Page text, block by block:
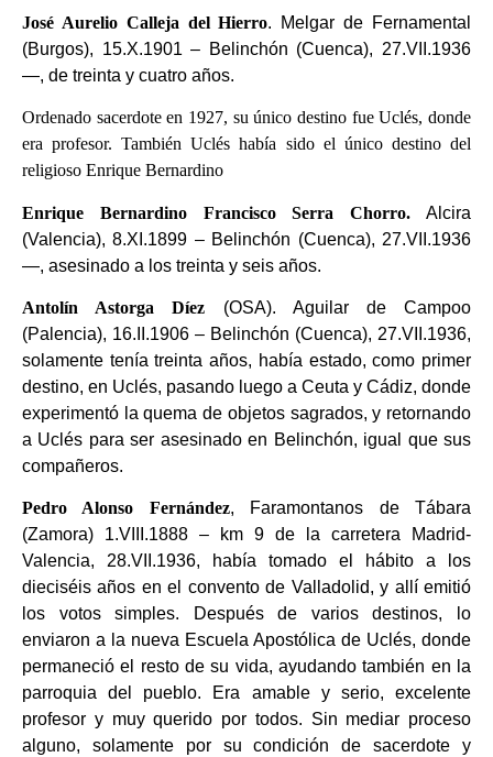
José Aurelio Calleja del Hierro. Melgar de Fernamental
(Burgos), 15.X.1901 – Belinchón (Cuenca), 27.VII.1936
—, de treinta y cuatro años.
Ordenado sacerdote en 1927, su único destino fue Uclés, donde
era profesor. También Uclés había sido el único destino del
religioso Enrique Bernardino
Enrique Bernardino Francisco Serra Chorro. Alcira
(Valencia), 8.XI.1899 – Belinchón (Cuenca), 27.VII.1936
—, asesinado a los treinta y seis años.
Antolín Astorga Díez (OSA). Aguilar de Campoo
(Palencia), 16.II.1906 – Belinchón (Cuenca), 27.VII.1936,
solamente tenía treinta años, había estado, como primer
destino, en Uclés, pasando luego a Ceuta y Cádiz, donde
experimentó la quema de objetos sagrados, y retornando
a Uclés para ser asesinado en Belinchón, igual que sus
compañeros.
Pedro Alonso Fernández, Faramontanos de Tábara
(Zamora) 1.VIII.1888 – km 9 de la carretera Madrid-
Valencia, 28.VII.1936, había tomado el hábito a los
dieciséis años en el convento de Valladolid, y allí emitió
los votos simples. Después de varios destinos, lo
enviaron a la nueva Escuela Apostólica de Uclés, donde
permaneció el resto de su vida, ayudando también en la
parroquia del pueblo. Era amable y serio, excelente
profesor y muy querido por todos. Sin mediar proceso
alguno, solamente por su condición de sacerdote y